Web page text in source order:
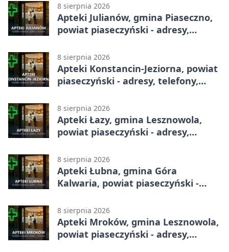
8 sierpnia 2026
Apteki Julianów, gmina Piaseczno,
powiat piaseczyński - adresy,
8 sierpnia 2026
Apteki Konstancin-Jeziorna, powiat
piaseczyński - adresy, telefony,
8 sierpnia 2026
Apteki Łazy, gmina Lesznowola,
powiat piaseczyński - adresy,
8 sierpnia 2026
Apteki Łubna, gmina Góra
Kalwaria, powiat piaseczyński -
8 sierpnia 2026
Apteki Mroków, gmina Lesznowola,
powiat piaseczyński - adresy,